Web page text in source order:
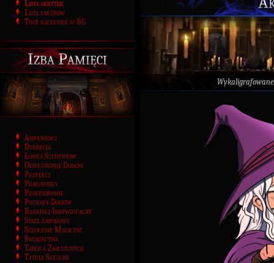
Lista skrytek
Lista zakupów
Twój rachunek w BG
Izba Pamięci
Absolwenci
Dyrekcja
Łowca Studentów
Opiekunowie Domów
Prefekci
Pracownicy
Profesorowie
Puchary Domów
Rankingi Indywidualne
Staże zawodowe
Szkolenie Magiczne
Świadectwa
Tablica Zasłużonych
Tytuły Szkolne